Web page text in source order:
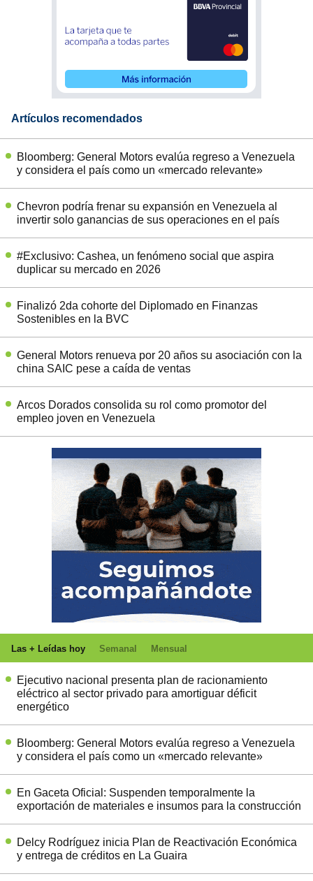
Artículos recomendados
Bloomberg: General Motors evalúa regreso a Venezuela
y considera el país como un «mercado relevante»
Chevron podría frenar su expansión en Venezuela al
invertir solo ganancias de sus operaciones en el país
#Exclusivo: Cashea, un fenómeno social que aspira
duplicar su mercado en 2026
Finalizó 2da cohorte del Diplomado en Finanzas
Sostenibles en la BVC
General Motors renueva por 20 años su asociación con la
china SAIC pese a caída de ventas
Arcos Dorados consolida su rol como promotor del
empleo joven en Venezuela
Las + Leídas hoy Semanal Mensual
Ejecutivo nacional presenta plan de racionamiento
eléctrico al sector privado para amortiguar déficit
energético
Bloomberg: General Motors evalúa regreso a Venezuela
y considera el país como un «mercado relevante»
En Gaceta Oficial: Suspenden temporalmente la
exportación de materiales e insumos para la construcción
Delcy Rodríguez inicia Plan de Reactivación Económica
y entrega de créditos en La Guaira